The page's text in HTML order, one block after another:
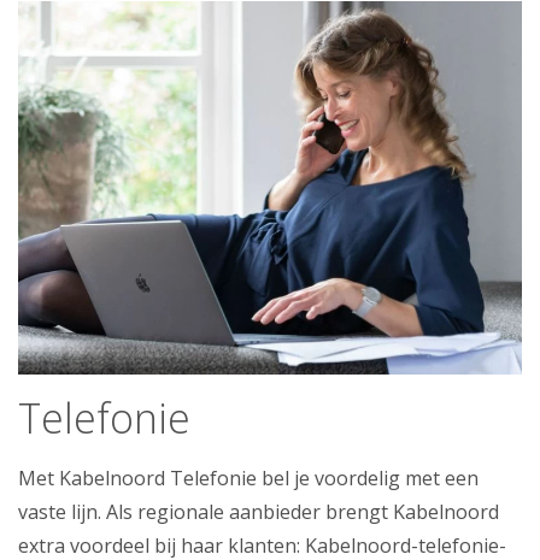
Telefonie
Met Kabelnoord Telefonie bel je voordelig met een
vaste lijn. Als regionale aanbieder brengt Kabelnoord
extra voordeel bij haar klanten: Kabelnoord-telefonie-